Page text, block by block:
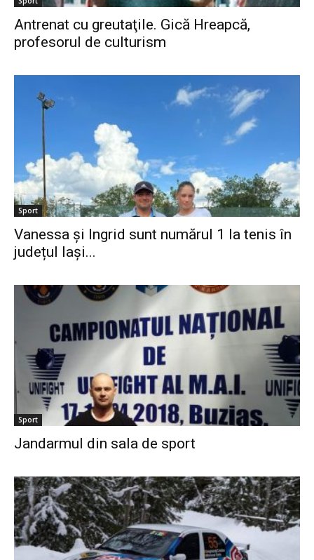
Antrenat cu greutaţile. Gică Hreapcă,
profesorul de culturism
Sport
Vanessa și Ingrid sunt numărul 1 la tenis în
județul Iași...
Sport
Jandarmul din sala de sport